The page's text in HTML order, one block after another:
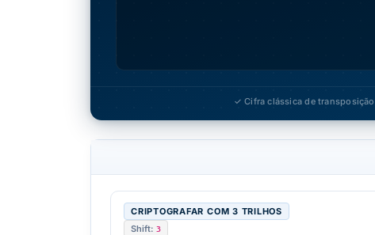
✓ Cifra clássica de transposição
CRIPTOGRAFAR COM 3 TRILHOS
Shift: 3